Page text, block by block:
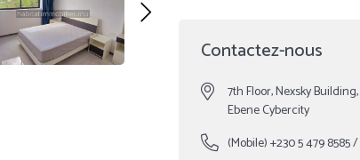
Contactez-nous
7th Floor, Nexsky Building,
Ebene Cybercity
(Mobile)+230 5 479 8585/